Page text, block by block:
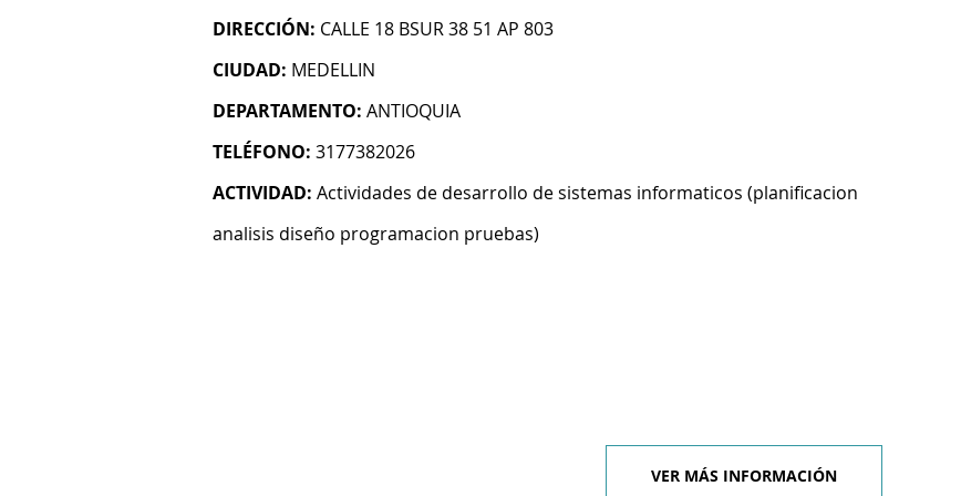
DIRECCIÓN: CALLE 18 BSUR 38 51 AP 803
CIUDAD: MEDELLIN
DEPARTAMENTO: ANTIOQUIA
TELÉFONO: 3177382026
ACTIVIDAD: Actividades de desarrollo de sistemas informaticos (planificacion
analisis diseño programacion pruebas)
VER MÁS INFORMACIÓN